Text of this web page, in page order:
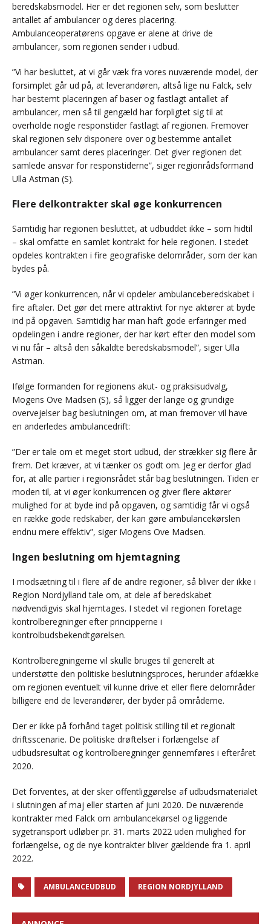
beredskabsmodel. Her er det regionen selv, som beslutter
antallet af ambulancer og deres placering.
Ambulanceoperatørens opgave er alene at drive de
ambulancer, som regionen sender i udbud.
”Vi har besluttet, at vi går væk fra vores nuværende model, der
forsimplet går ud på, at leverandøren, altså lige nu Falck, selv
har bestemt placeringen af baser og fastlagt antallet af
ambulancer, men så til gengæld har forpligtet sig til at
overholde nogle responstider fastlagt af regionen. Fremover
skal regionen selv disponere over og bestemme antallet
ambulancer samt deres placeringer. Det giver regionen det
samlede ansvar for responstiderne”, siger regionrådsformand
Ulla Astman (S).
Flere delkontrakter skal øge konkurrencen
Samtidig har regionen besluttet, at udbuddet ikke – som hidtil
– skal omfatte en samlet kontrakt for hele regionen. I stedet
opdeles kontrakten i fire geografiske delområder, som der kan
bydes på.
”Vi øger konkurrencen, når vi opdeler ambulanceberedskabet i
fire aftaler. Det gør det mere attraktivt for nye aktører at byde
ind på opgaven. Samtidig har man haft gode erfaringer med
opdelingen i andre regioner, der har kørt efter den model som
vi nu får – altså den såkaldte beredskabsmodel”, siger Ulla
Astman.
Ifølge formanden for regionens akut- og praksisudvalg,
Mogens Ove Madsen (S), så ligger der lange og grundige
overvejelser bag beslutningen om, at man fremover vil have
en anderledes ambulancedrift:
”Der er tale om et meget stort udbud, der strækker sig flere år
frem. Det kræver, at vi tænker os godt om. Jeg er derfor glad
for, at alle partier i regionsrådet står bag beslutningen. Tiden er
moden til, at vi øger konkurrencen og giver flere aktører
mulighed for at byde ind på opgaven, og samtidig får vi også
en række gode redskaber, der kan gøre ambulancekørslen
endnu mere effektiv”, siger Mogens Ove Madsen.
Ingen beslutning om hjemtagning
I modsætning til i flere af de andre regioner, så bliver der ikke i
Region Nordjylland tale om, at dele af beredskabet
nødvendigvis skal hjemtages. I stedet vil regionen foretage
kontrolberegninger efter principperne i
kontrolbudsbekendtgørelsen.
Kontrolberegningerne vil skulle bruges til generelt at
understøtte den politiske beslutningsproces, herunder afdække
om regionen eventuelt vil kunne drive et eller flere delområder
billigere end de leverandører, der byder på områderne.
Der er ikke på forhånd taget politisk stilling til et regionalt
driftsscenarie. De politiske drøftelser i forlængelse af
udbudsresultat og kontrolberegninger gennemføres i efteråret
2020.
Det forventes, at der sker offentliggørelse af udbudsmaterialet
i slutningen af maj eller starten af juni 2020. De nuværende
kontrakter med Falck om ambulancekørsel og liggende
sygetransport udløber pr. 31. marts 2022 uden mulighed for
forlængelse, og de nye kontrakter bliver gældende fra 1. april
2022.
AMBULANCEUDBUD REGION NORDJYLLAND